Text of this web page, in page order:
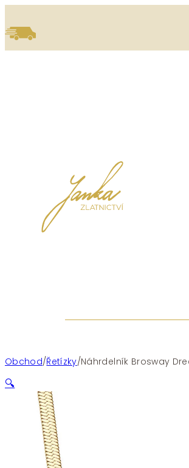
Obchod/Řetízky/Náhrdelník Brosway
🔍